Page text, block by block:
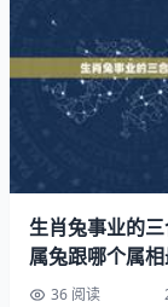
你的身上总着
生辰天宫图中
或金星处在理想
意想不到的事情
你。你也有可能
慷慨的知已。
生肖兔事业的三
属兔跟哪个属
来？36 阅读